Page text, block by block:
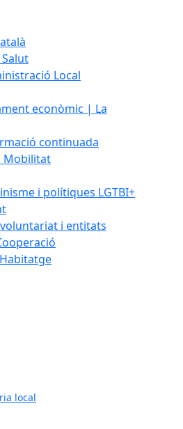
Local
econòmic | La
continuada
Mobilitat
i polítiques LGTBI+
i entitats
local